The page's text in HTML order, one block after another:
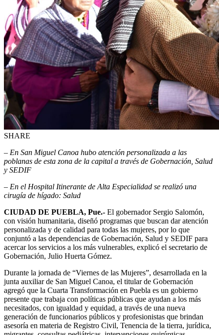
SHARE
– En San Miguel Canoa hubo atención personalizada a las
poblanas de esta zona de la capital a través de Gobernación, Salud
y SEDIF
– En el Hospital Itinerante de Alta Especialidad se realizó una
cirugía de hígado: Salud
CIUDAD DE PUEBLA, Pue.- El gobernador Sergio Salomón,
con visión humanitaria, diseñó programas que buscan dar atención
personalizada y de calidad para todas las mujeres, por lo que
conjuntó a las dependencias de Gobernación, Salud y SEDIF para
acercar los servicios a los más vulnerables, explicó el secretario de
Gobernación, Julio Huerta Gómez.
Durante la jornada de “Viernes de las Mujeres”, desarrollada en la
junta auxiliar de San Miguel Canoa, el titular de Gobernación
agregó que la Cuarta Transformación en Puebla es un gobierno
presente que trabaja con políticas públicas que ayudan a los más
necesitados, con igualdad y equidad, a través de una nueva
generación de funcionarios públicos y profesionistas que brindan
asesoría en materia de Registro Civil, Tenencia de la tierra, jurídica,